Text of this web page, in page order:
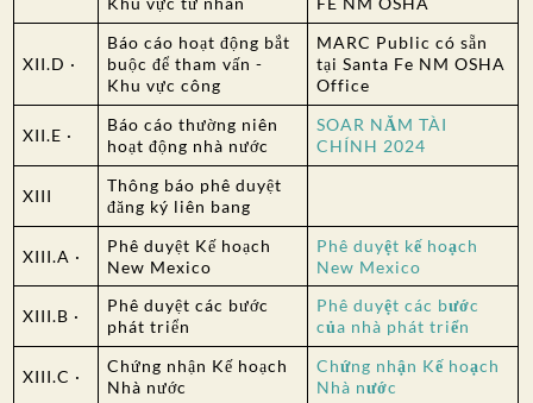
XII.D ·
Báo cáo hoạt động bắt
buộc để tham vấn -
Khu vực công
MARC Public có sẵn
tại Santa Fe NM OSHA
Office
XII.E ·
Báo cáo thường niên
hoạt động nhà nước
SOAR NĂM TÀI
CHÍNH 2024
XIII
Thông báo phê duyệt
đăng ký liên bang
XIII.A ·
Phê duyệt Kế hoạch
New Mexico
Phê duyệt kế hoạch
New Mexico
XIII.B ·
Phê duyệt các bước
phát triển
Phê duyệt các bước
của nhà phát triển
XIII.C ·
Chứng nhận Kế hoạch
Nhà nước
Chứng nhận Kế hoạch
Nhà nước